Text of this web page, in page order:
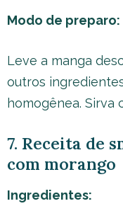
Modo de preparo:
Leve a manga
outros
homogênea. Sirva
7. Receita de
com morango
Ingredientes: